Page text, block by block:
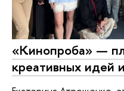
«Кинопроба» —
креативных идей